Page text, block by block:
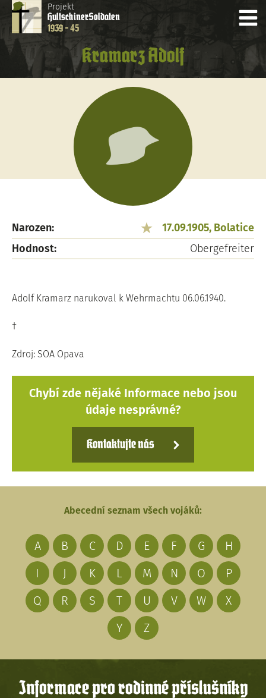
Projekt
HultschinerSoldaten
1939 - 45
Kramarz Adolf
Narozen:
17.09.1905, Bolatice
Hodnost:
Obergefreiter
Adolf Kramarz narukoval k Wehrmachtu 06.06.1940.
†
Zdroj: SOA Opava
Chybí zde nějaké Informace nebo jsou
údaje nesprávné?
Kontaktujte nás
Abecední seznam všech vojáků:
A B C D E F G
H
I
J K L M N O
P
Q
R S T U V W
X
Y
Z
Informace pro rodinné příslušníky